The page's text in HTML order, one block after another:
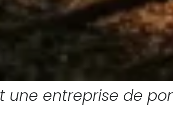
une entreprise de